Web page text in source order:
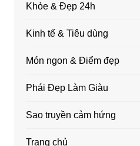
Khỏe & Đẹp 24h
Kinh tế & Tiêu dùng
Món ngon & Điểm đẹp
Phái Đẹp Làm Giàu
Sao truyền cảm hứng
Trang chủ